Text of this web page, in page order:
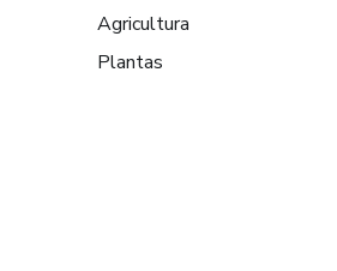
Agricultura
Plantas